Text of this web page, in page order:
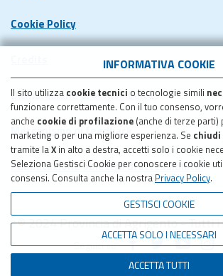
INFORMATIVA COOKIE
Il sito utilizza cookie tecnici o tecnologie simili
funzionare correttamente. Con il tuo consenso,
anche cookie di profilazione (anche di terze parti)
marketing o per una migliore esperienza. Se chiudi
tramite laX in alto a destra, accetti solo i cookie
Seleziona Gestisci Cookie per conoscere i cookie
consensi. Consulta anche la nostra Privacy Policy.
GESTISCI COOKIE
ACCETTA SOLO I NECESSARI
ACCETTA TUTTI
Cookie Policy
Dichiarazione di accessibilita'
Meccanismo di feedback
Pubblicazione obiettivi di accessibilita'
© 2024 Provincia di Agrigento - Tutti
Seguici su: